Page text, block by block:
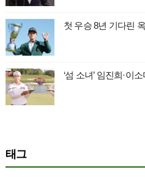
첫 우승 8년 기다린
‘섬 소녀’ 임진희·이
태그